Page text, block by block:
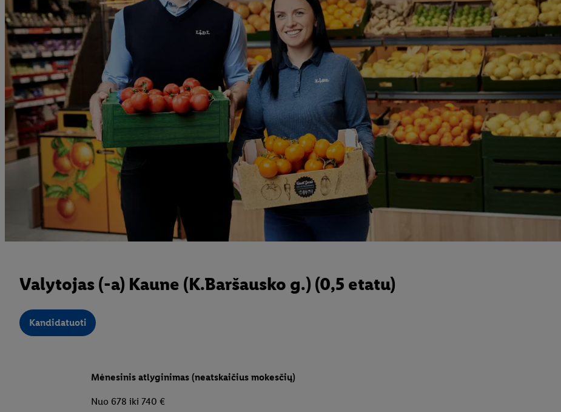
Valytojas (-a) Kaune (K.Baršausko g.) (0,5 etatu)
Kandidatuoti
Mėnesinis atlyginimas (neatskaičius mokesčių)
Nuo 678 iki 740 €